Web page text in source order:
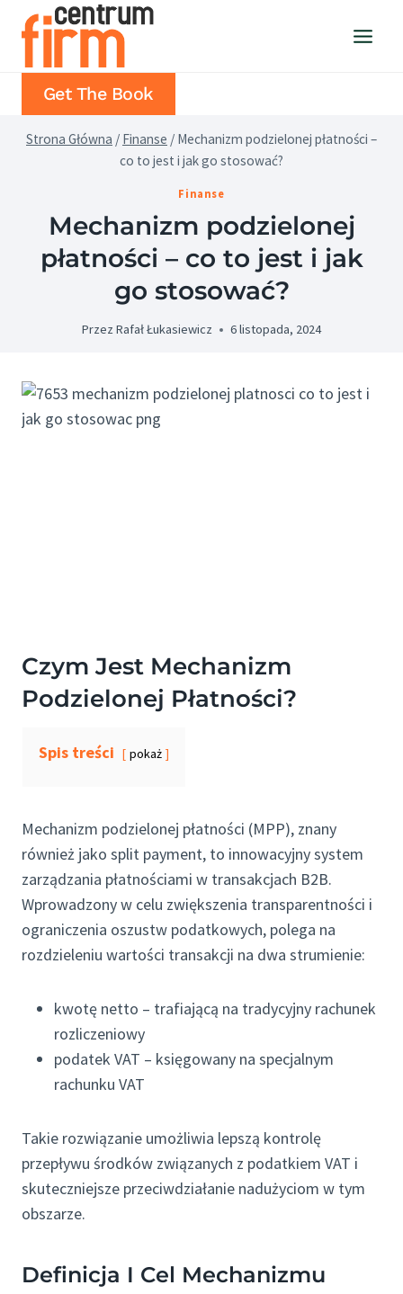
Przejdź
Get The Book
Strona Główna / Finanse / Mechanizm podzielonej płatności –
co to jest i jak go stosować?
Finanse
Mechanizm podzielonej
płatności – co to jest i jak
go stosować?
Przez Rafał Łukasiewicz 6 listopada, 2024
Czym Jest Mechanizm
Podzielonej Płatności?
Spis treści pokaż
Mechanizm podzielonej płatności (MPP), znany
również jako split payment, to innowacyjny system
zarządzania płatnościami w transakcjach B2B.
Wprowadzony w celu zwiększenia transparentności i
ograniczenia oszustw podatkowych, polega na
rozdzieleniu wartości transakcji na dwa strumienie:
kwotę netto – trafiającą na tradycyjny rachunek
rozliczeniowy
podatek VAT – księgowany na specjalnym
rachunku VAT
Takie rozwiązanie umożliwia lepszą kontrolę
przepływu środków związanych z podatkiem VAT i
skuteczniejsze przeciwdziałanie nadużyciom w tym
obszarze.
Definicja I Cel Mechanizmu